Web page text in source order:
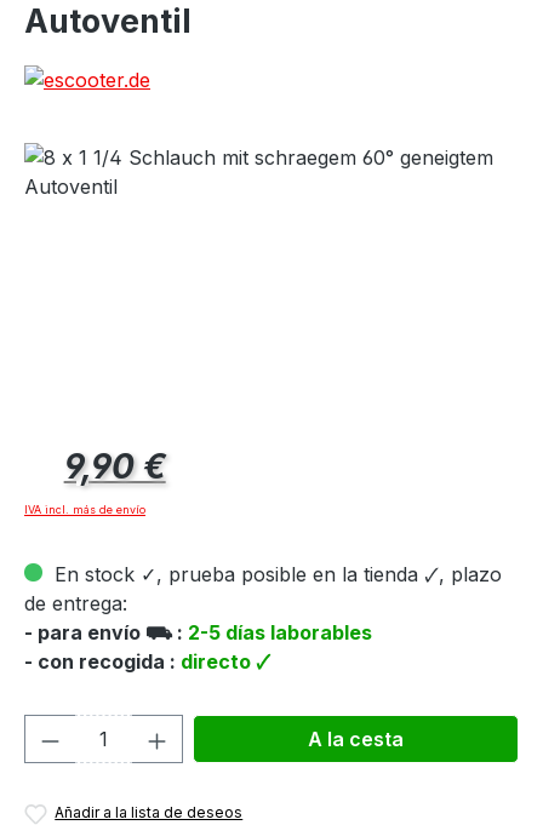
Autoventil
Precio normal:
9,90 €
IVA incl. más de envío
En stock ✓, prueba posible en la tienda 🗸, plazo
de entrega:
- para envío ⛟ : 2-5 días laborables
- con recogida : directo 🗸
Cantidad del producto: introduce la
A la cesta
Añadir a la lista de deseos